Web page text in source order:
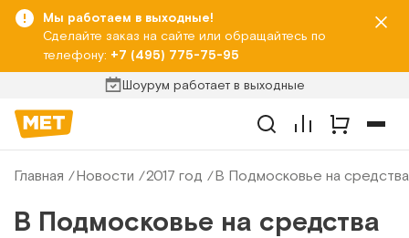
Мы работаем в выходные!
Сделайте заказ на сайте или обращайтесь по
телефону: +7 (495) 775-75-95
Шоурум работает в выходные
Главная Новости 2017 год В Подмосковье на
В Подмосковье на средства